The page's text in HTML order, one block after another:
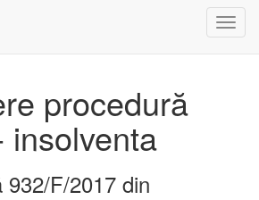
procedură
insolventa
932/F/2017 din